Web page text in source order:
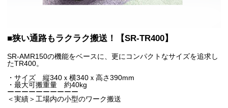
■狭い通路もラクラク搬送！【SR-TR400】
SR-AMR150の機能をベースに、更にコンパクトなサイズを追求し
たTR400。
・サイズ 縦340ｘ横340ｘ高さ390mm
・最大可搬重量 約40kg
ーーーーーーーーーー
＜実績＞工場内の小型のワーク搬送